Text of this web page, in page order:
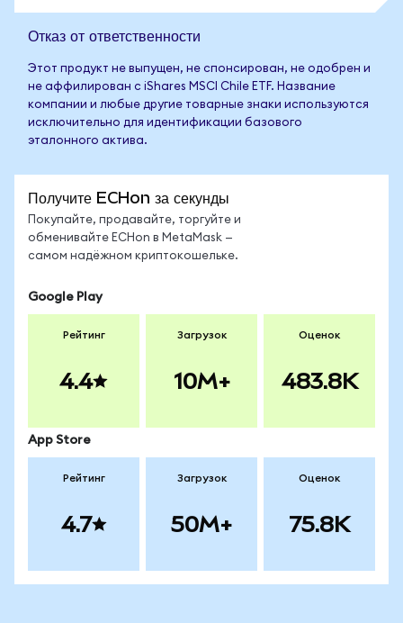
Отказ от ответственности
Этот продукт не выпущен, не спонсирован, не одобрен и
не аффилирован с iShares MSCI Chile ETF. Название
компании и любые другие товарные знаки используются
исключительно для идентификации базового
эталонного актива.
Получите ECHon за секунды
Покупайте, продавайте, торгуйте и
обменивайте ECHon в MetaMask —
самом надёжном криптокошельке.
Google Play
Рейтинг
4.4
Загрузок
10M+
Оценок
483.8K
App Store
Рейтинг
4.7
Загрузок
50M+
Оценок
75.8K